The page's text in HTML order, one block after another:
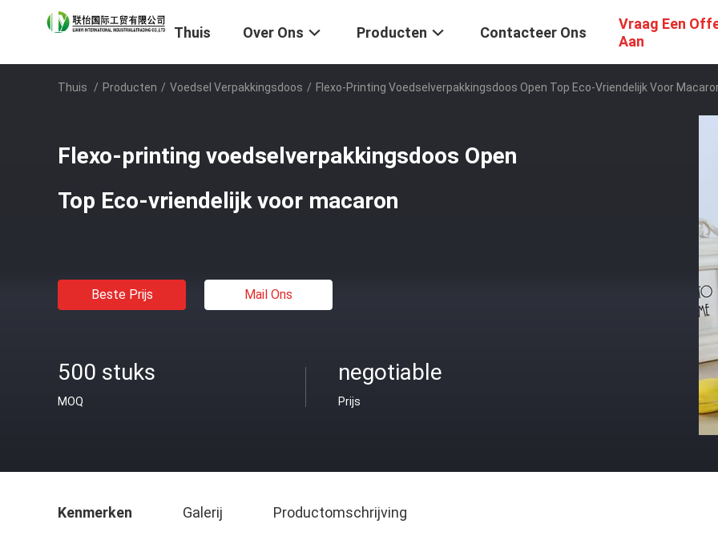
Thuis Over Ons Producten Contacteer Ons
Vraag Een
Aan
Thuis / Producten / Voedsel Verpakkingsdoos / Flexo-Printing Voedselverpakkingsdoos Open Top Eco-Vriendelijk Voor
Flexo-printing voedselverpakkingsdoos Open
Top Eco-vriendelijk voor macaron
Beste Prijs Mail Ons
500 stuks
MOQ
negotiable
Prijs
Kenmerken Galerij Productomschrijving